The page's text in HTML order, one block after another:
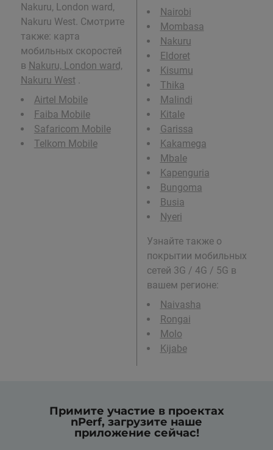
Nakuru, London ward,
Nakuru West. Смотрите
также: карта
мобильных скоростей
в Nakuru, London ward,
Nakuru West.
Airtel Mobile
Faiba Mobile
Safaricom Mobile
Telkom Mobile
Nairobi
Mombasa
Nakuru
Eldoret
Kisumu
Thika
Malindi
Kitale
Garissa
Kakamega
Mbale
Kapenguria
Bungoma
Busia
Nyeri
Узнайте также о
покрытии мобильных
сетей 3G / 4G / 5G в
вашем регионе:
Naivasha
Rongai
Molo
Kijabe
Примите участие в проектах
nPerf, загрузите наше
приложение сейчас!